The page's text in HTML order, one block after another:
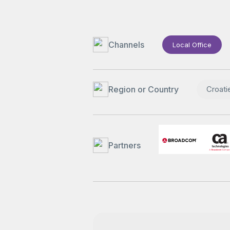
Channels Local Office
Region or Country
Partners